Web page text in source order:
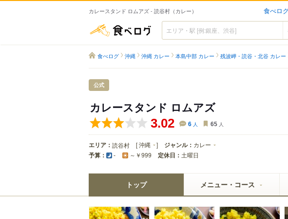
カレースタンド ロムアズ - 読谷村（カレー） 食べロ
食べログ
食べログ 沖縄 沖縄 カレー 本島中部 カレー 残波岬・読谷・北谷 カレー
公式
カレースタンド ロムアズ
3.02 6 人 65 人
エリア： 読谷村 [沖縄 ] ジャンル： カレー
予算： - ～￥999 定休日： 土曜日
トップ メニュー・コース